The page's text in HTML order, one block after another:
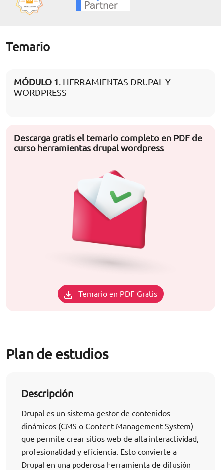
Temario
MÓDULO 1. HERRAMIENTAS DRUPAL Y
WORDPRESS
Descarga gratis el temario completo en PDF de
curso herramientas drupal wordpress
Temario en PDF Gratis
Plan de estudios
Descripción
Drupal es un sistema gestor de contenidos
dinámicos (CMS o Content Management System)
que permite crear sitios web de alta interactividad,
profesionalidad y eficiencia. Esto convierte a
Drupal en una poderosa herramienta de difusión